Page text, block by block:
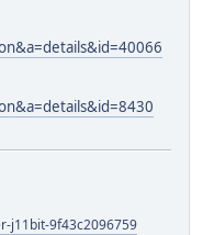
j11bit-9f43c2096759